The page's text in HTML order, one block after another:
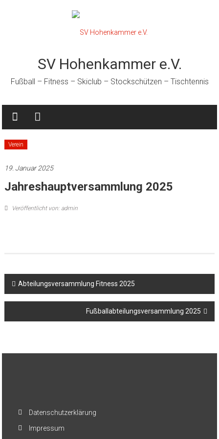
SV Hohenkammer e.V.
Fußball – Fitness – Skiclub – Stockschützen – Tischtennis
Verein
19. Januar 2025
Jahreshauptversammlung 2025
Veröffentlicht von: admin
Beitragsnavigation
Abteilungsversammlung Fitness 2025
Fußballabteilungsversammlung 2025
Datenschutzerklärung
Impressum